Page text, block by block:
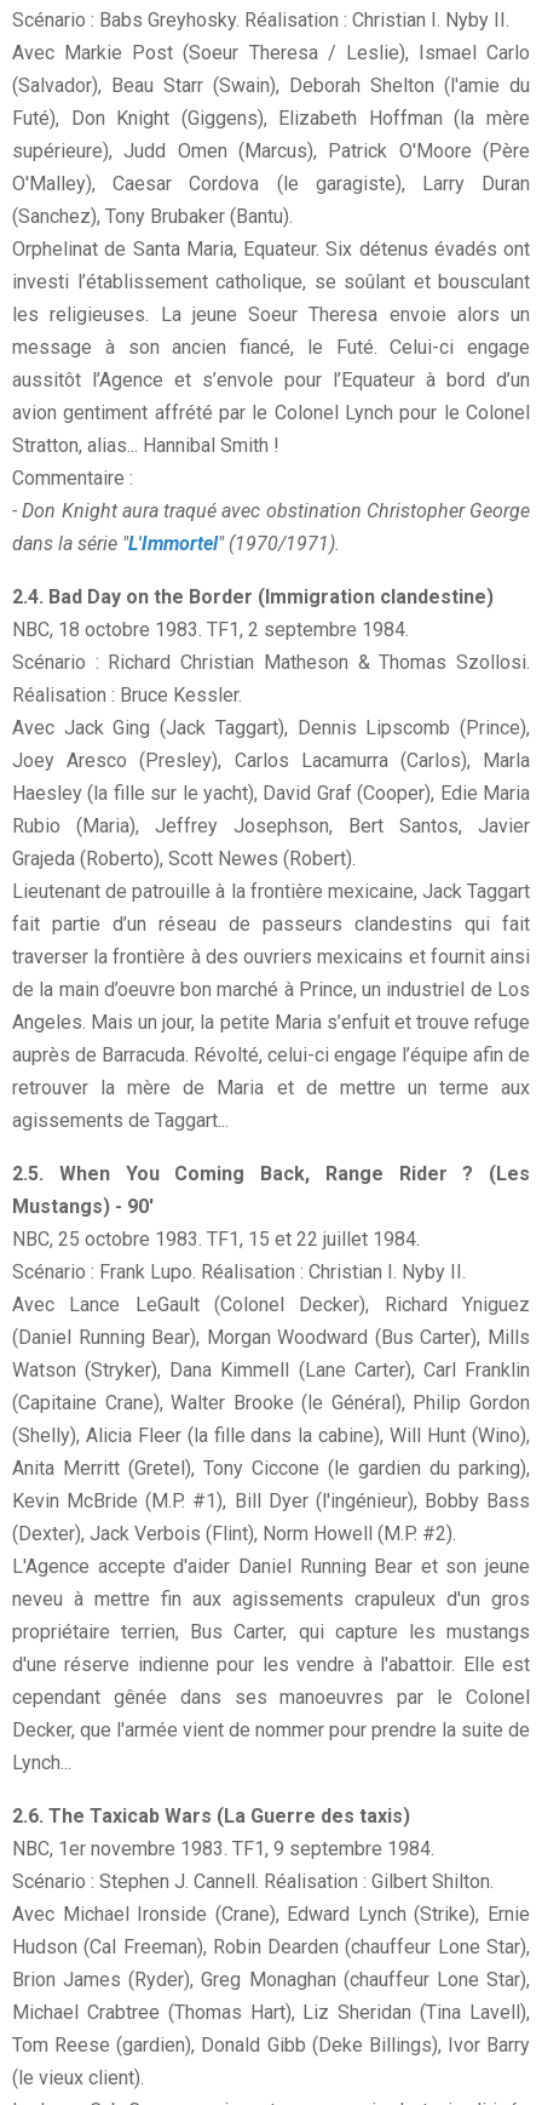
Scénario : Babs Greyhosky. Réalisation : Christian I. Nyby II.
Avec Markie Post (Soeur Theresa / Leslie), Ismael Carlo
(Salvador), Beau Starr (Swain), Deborah Shelton (l'amie du
Futé), Don Knight (Giggens), Elizabeth Hoffman (la mère
supérieure), Judd Omen (Marcus), Patrick O'Moore (Père
O'Malley), Caesar Cordova (le garagiste), Larry Duran
(Sanchez), Tony Brubaker (Bantu).
Orphelinat de Santa Maria, Equateur. Six détenus évadés ont
investi l’établissement catholique, se soûlant et bousculant
les religieuses. La jeune Soeur Theresa envoie alors un
message à son ancien fiancé, le Futé. Celui-ci engage
aussitôt l’Agence et s’envole pour l’Equateur à bord d’un
avion gentiment affrété par le Colonel Lynch pour le Colonel
Stratton, alias... Hannibal Smith !
Commentaire :
- Don Knight aura traqué avec obstination Christopher George
dans la série "L'Immortel" (1970/1971).
2.4. Bad Day on the Border (Immigration clandestine)
NBC, 18 octobre 1983. TF1, 2 septembre 1984.
Scénario : Richard Christian Matheson & Thomas Szollosi.
Réalisation : Bruce Kessler.
Avec Jack Ging (Jack Taggart), Dennis Lipscomb (Prince),
Joey Aresco (Presley), Carlos Lacamurra (Carlos), Marla
Haesley (la fille sur le yacht), David Graf (Cooper), Edie Maria
Rubio (Maria), Jeffrey Josephson, Bert Santos, Javier
Grajeda (Roberto), Scott Newes (Robert).
Lieutenant de patrouille à la frontière mexicaine, Jack Taggart
fait partie d’un réseau de passeurs clandestins qui fait
traverser la frontière à des ouvriers mexicains et fournit ainsi
de la main d’oeuvre bon marché à Prince, un industriel de Los
Angeles. Mais un jour, la petite Maria s’enfuit et trouve refuge
auprès de Barracuda. Révolté, celui-ci engage l’équipe afin de
retrouver la mère de Maria et de mettre un terme aux
agissements de Taggart...
2.5. When You Coming Back, Range Rider ? (Les
Mustangs) - 90'
NBC, 25 octobre 1983. TF1, 15 et 22 juillet 1984.
Scénario : Frank Lupo. Réalisation : Christian I. Nyby II.
Avec Lance LeGault (Colonel Decker), Richard Yniguez
(Daniel Running Bear), Morgan Woodward (Bus Carter), Mills
Watson (Stryker), Dana Kimmell (Lane Carter), Carl Franklin
(Capitaine Crane), Walter Brooke (le Général), Philip Gordon
(Shelly), Alicia Fleer (la fille dans la cabine), Will Hunt (Wino),
Anita Merritt (Gretel), Tony Ciccone (le gardien du parking),
Kevin McBride (M.P. #1), Bill Dyer (l'ingénieur), Bobby Bass
(Dexter), Jack Verbois (Flint), Norm Howell (M.P. #2).
L'Agence accepte d'aider Daniel Running Bear et son jeune
neveu à mettre fin aux agissements crapuleux d'un gros
propriétaire terrien, Bus Carter, qui capture les mustangs
d'une réserve indienne pour les vendre à l'abattoir. Elle est
cependant gênée dans ses manoeuvres par le Colonel
Decker, que l'armée vient de nommer pour prendre la suite de
Lynch...
2.6. The Taxicab Wars (La Guerre des taxis)
NBC, 1er novembre 1983. TF1, 9 septembre 1984.
Scénario : Stephen J. Cannell. Réalisation : Gilbert Shilton.
Avec Michael Ironside (Crane), Edward Lynch (Strike), Ernie
Hudson (Cal Freeman), Robin Dearden (chauffeur Lone Star),
Brion James (Ryder), Greg Monaghan (chauffeur Lone Star),
Michael Crabtree (Thomas Hart), Liz Sheridan (Tina Lavell),
Tom Reese (gardien), Donald Gibb (Deke Billings), Ivor Barry
(le vieux client).